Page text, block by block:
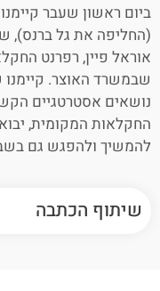
ביום ראשון שעבר
(החליפה את גל ברנס),
אוראל פיין, רפרנט
שבמשרד האוצר. קיימנו
נושאים אסטרטגיים
החקלאות המקומית,
להמשיך ולהפגש גם
שיתוף הכתבה